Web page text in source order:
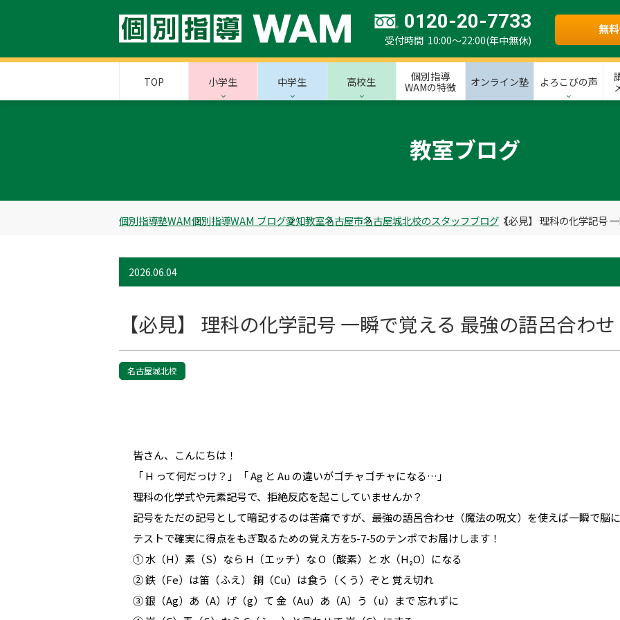
0120-20-7733
受付時間 10:00～22:00(年中無休)
無
TOP 小学生 中学生 高校生
個別指導
WAMの特徴
オンライン塾 よろこびの声
教室ブログ
個別指導塾WAM個別指導WAM ブログ愛知教室名古屋市名古屋城北校のスタッフブログ 【必見】 理科の化学記号
2026.06.04
【必見】 理科の化学記号 一瞬で覚える 最強の語呂合わせ
名古屋城北校
皆さん、こんにちは！
「 H って何だっけ？」「 Ag と Au の違いがゴチャゴチャになる…」
理科の化学式や元素記号で、拒絶反応を起こしていませんか？
記号をただの記号として暗記するのは苦痛ですが、最強の語呂合わせ（魔法の呪文）を使えば一瞬で脳
テストで確実に得点をもぎ取るための覚え方を5-7-5のテンポでお届けします！
① 水（H）素（S）なら H（エッチ）な O（酸素）と 水（H₂O）になる
② 鉄（Fe）は笛（ふえ） 銅（Cu）は食う（くう）ぞと 覚え切れ
③ 銀（Ag）あ（A）げ（g）て 金（Au）あ（A）う（u）まで 忘れずに